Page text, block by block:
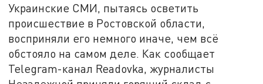
Украинские СМИ, пытаясь осветить
происшествие в Ростовской области,
восприняли его немного иначе, чем всё
обстояло на самом деле. Как сообщает
Telegram-канал Readovka, журналисты